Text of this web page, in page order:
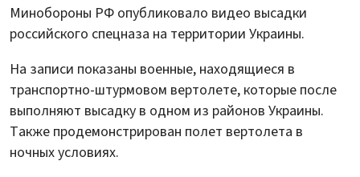
Минобороны РФ опубликовало видео высадки
российского спецназа на территории Украины.
На записи показаны военные, находящиеся в
транспортно-штурмовом вертолете, которые после
выполняют высадку в одном из районов Украины.
Также продемонстрирован полет вертолета в
ночных условиях.